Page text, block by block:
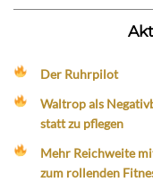
Der Ruhrpilot
Waltrop als
statt zu pflegen
Mehr Reichweite
zum rollenden